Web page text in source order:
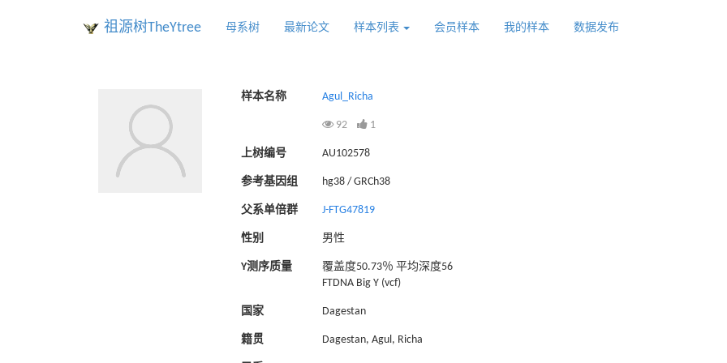
祖源树TheYtree 母系树 最新论文 样本列表 会员样本 我的样本 数据发布
样本名称 Agul_Richa
92 1
上树编号 AU102578
参考基因组 hg38 / GRCh38
父系单倍群 J-FTG47819
性别 男性
Y测序质量
覆盖度50.73％ 平均深度56
FTDNA Big Y (vcf)
国家 Dagestan
籍贯 Dagestan, Agul, Richa